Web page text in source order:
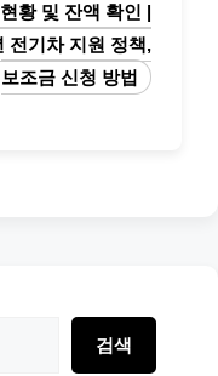
황 및 잔액 확인 |
전기차 지원 정책,
보조금 신청 방법
검색